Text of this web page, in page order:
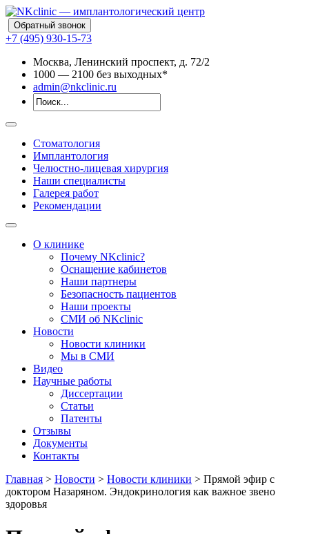
Обратный звонок
+7 (495) 930-15-73
Москва, Ленинский проспект, д. 72/2
1000 — 2100 без выходных*
admin@nkclinic.ru
Стоматология
Имплантология
Челюстно-лицевая хирургия
Наши специалисты
Галерея работ
Рекомендации
О клинике
Почему NKclinic?
Оснащение кабинетов
Наши партнеры
Безопасность пациентов
Наши проекты
СМИ об NKclinic
Новости
Новости клиники
Мы в СМИ
Видео
Научные работы
Диссертации
Статьи
Патенты
Отзывы
Документы
Контакты
Главная > Новости > Новости клиники > Прямой эфир с
доктором Назаряном. Эндокринология как важное звено
здоровья